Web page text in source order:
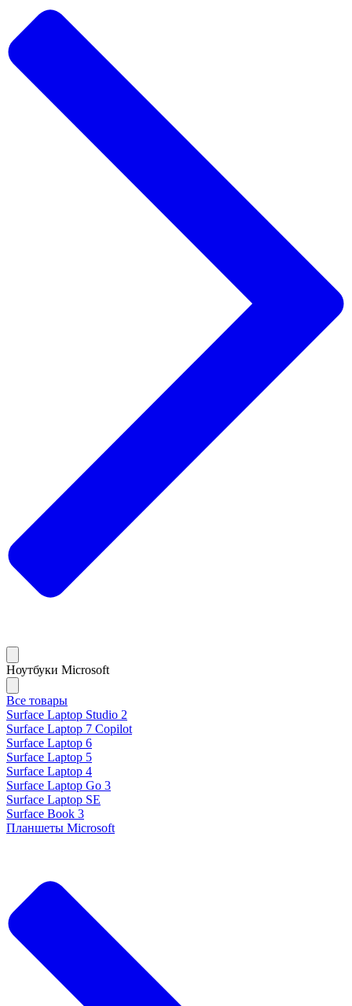
Ноутбуки Microsoft
Все товары
Surface Laptop Studio 2
Surface Laptop 7 Copilot
Surface Laptop 6
Surface Laptop 5
Surface Laptop 4
Surface Laptop Go 3
Surface Laptop SE
Surface Book 3
Планшеты Microsoft